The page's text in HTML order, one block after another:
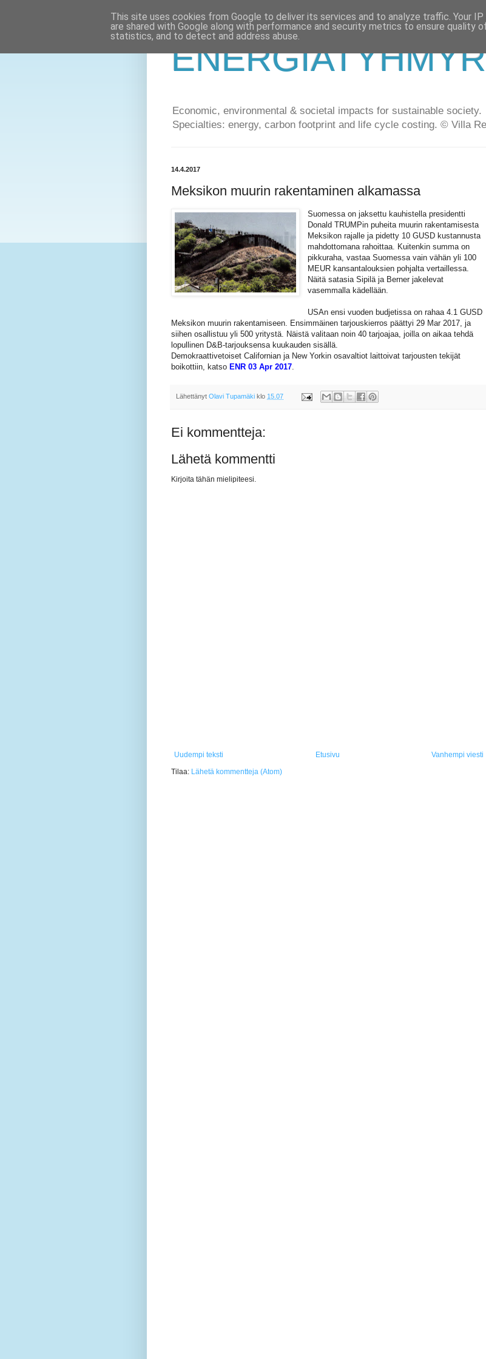
Economic, environmental & societal impacts for sustainable society.
Specialties: energy, carbon footprint and life cycle costing. © Villa
14.4.2017
Meksikon muurin rakentaminen alkamassa
Suomessa on jaksettu kauhistella presidentti
Donald TRUMPin puheita muurin rakentamisesta
Meksikon rajalle ja pidetty 10 GUSD kustannusta
mahdottomana rahoittaa. Kuitenkin summa on
pikkuraha, vastaa Suomessa vain vähän yli 100
MEUR kansantalouksien pohjalta vertaillessa.
Näitä satasia Sipilä ja Berner jakelevat
vasemmalla kädellään.
USAn ensi vuoden budjetissa on rahaa 4.1 GUSD
Meksikon muurin rakentamiseen. Ensimmäinen tarjouskierros päättyi 29 Mar 2017, ja
siihen osallistuu yli 500 yritystä. Näistä valitaan noin 40 tarjoajaa, joilla on aikaa tehdä
lopullinen D&B-tarjouksensa kuukauden sisällä.
Demokraattivetoiset Californian ja New Yorkin osavaltiot laittoivat tarjousten tekijät
boikottiin, katso ENR 03 Apr 2017.
Lähettänyt Olavi Tupamäki klo 15.07
Ei kommentteja:
Lähetä kommentti
Kirjoita tähän mielipiteesi.
Uudempi teksti Vanhempi viesti
Etusivu
Tilaa: Lähetä kommentteja (Atom)
This site uses cookies from Google to deliver its services and to analyze traffic. Your
are shared with Google along with performance and security metrics to ensure quality
statistics, and to detect and address abuse.